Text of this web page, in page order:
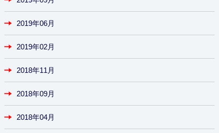
2019年06月
2019年02月
2018年11月
2018年09月
2018年04月